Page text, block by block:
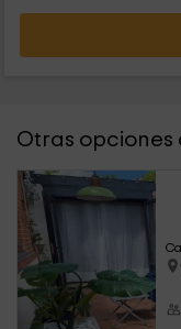
Otras opciones